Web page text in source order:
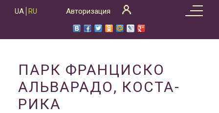
UA RU Авторизация
ПАРК ФРАНЦИСКО
АЛЬВАРАДО, КОСТА-
РИКА